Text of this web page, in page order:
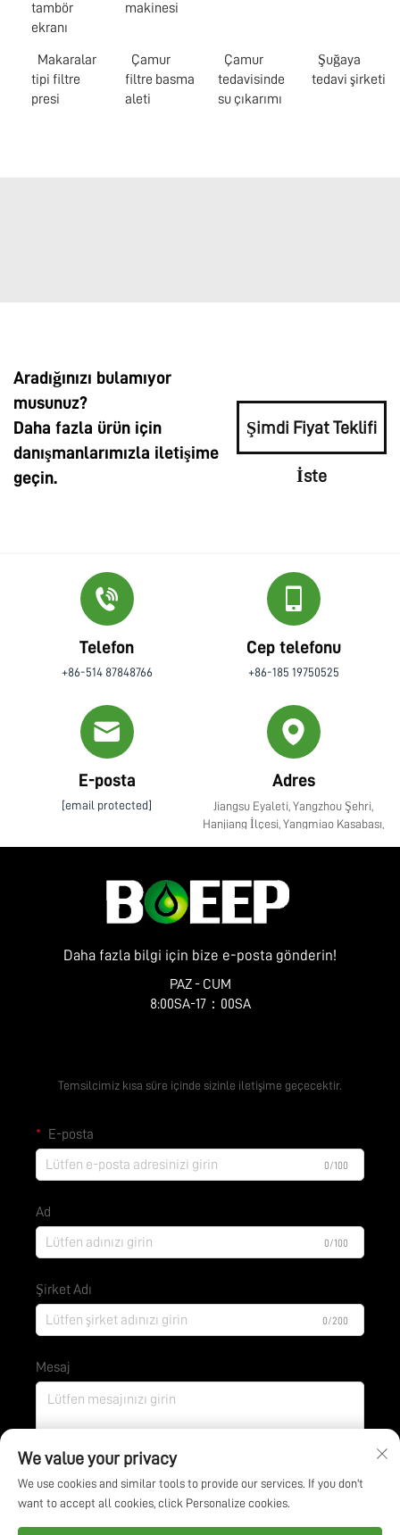
tambör
ekranı
makinesi
Makaralar
tipi filtre
presi
Çamur
filtre basma
aleti
Çamur
tedavisinde
su çıkarımı
Şuğaya
tedavi şirketi
Aradığınızı bulamıyor
musunuz?
Daha fazla ürün için
danışmanlarımızla iletişime
geçin.
Şimdi Fiyat Teklifi
İste
Telefon
+86-514 87848766
Cep telefonu
+86-185 19750525
E-posta
[email protected]
Adres
Jiangsu Eyaleti, Yangzhou Şehri,
Hanjiang İlçesi, Yangmiao Kasabası,
Daha fazla bilgi için bize e-posta gönderin!
PAZ - CUM
8:00SA-17：00SA
Temsilcimiz kısa süre içinde sizinle iletişime geçecektir.
E-posta
0/100
Ad
0/100
Şirket Adı
0/200
Mesaj
Gönder
We value your privacy
We use cookies and similar tools to provide our services. If you don't
want to accept all cookies, click Personalize cookies.